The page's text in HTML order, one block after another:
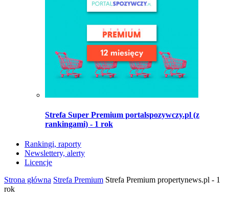
Strefa Super Premium portalspozywczy.pl (z
rankingami) - 1 rok
Rankingi, raporty
Newslettery, alerty
Licencje
Strona główna Strefa Premium Strefa Premium propertynews.pl - 1
rok